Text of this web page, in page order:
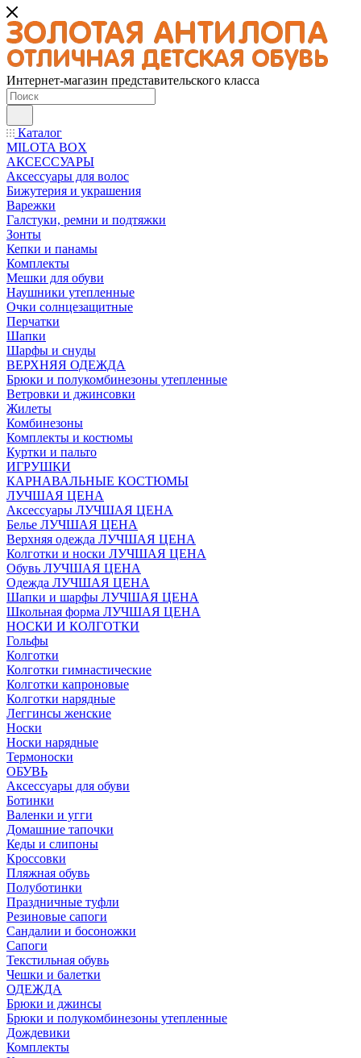
Интернет-магазин представительского класса
Каталог
MILOTA BOX
АКСЕССУАРЫ
Аксессуары для волос
Бижутерия и украшения
Варежки
Галстуки, ремни и подтяжки
Зонты
Кепки и панамы
Комплекты
Мешки для обуви
Наушники утепленные
Очки солнцезащитные
Перчатки
Шапки
Шарфы и снуды
ВЕРХНЯЯ ОДЕЖДА
Брюки и полукомбинезоны утепленные
Ветровки и джинсовки
Жилеты
Комбинезоны
Комплекты и костюмы
Куртки и пальто
ИГРУШКИ
КАРНАВАЛЬНЫЕ КОСТЮМЫ
ЛУЧШАЯ ЦЕНА
Аксессуары ЛУЧШАЯ ЦЕНА
Белье ЛУЧШАЯ ЦЕНА
Верхняя одежда ЛУЧШАЯ ЦЕНА
Колготки и носки ЛУЧШАЯ ЦЕНА
Обувь ЛУЧШАЯ ЦЕНА
Одежда ЛУЧШАЯ ЦЕНА
Шапки и шарфы ЛУЧШАЯ ЦЕНА
Школьная форма ЛУЧШАЯ ЦЕНА
НОСКИ И КОЛГОТКИ
Гольфы
Колготки
Колготки гимнастические
Колготки капроновые
Колготки нарядные
Леггинсы женские
Носки
Носки нарядные
Термоноски
ОБУВЬ
Аксессуары для обуви
Ботинки
Валенки и угги
Домашние тапочки
Кеды и слипоны
Кроссовки
Пляжная обувь
Полуботинки
Праздничные туфли
Резиновые сапоги
Сандалии и босоножки
Сапоги
Текстильная обувь
Чешки и балетки
ОДЕЖДА
Брюки и джинсы
Брюки и полукомбинезоны утепленные
Дождевики
Комплекты